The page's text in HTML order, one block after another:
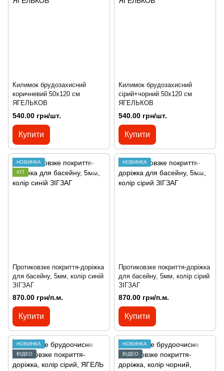
Килимок брудозахисний
коричневий 50х120 см
ЯГЕЛЬКОВ
540.00 грн/шт.
Купити
Килимок брудозахисний
сірий+чорний 50х120 см
ЯГЕЛЬКОВ
540.00 грн/шт.
Купити
НОВИНКА
ХІТ
Протиковзке покриття-доріжка
для басейну, 5мм, колір синій
ЗІГЗАГ
870.00 грн/п.м.
Купити
НОВИНКА
Протиковзке покриття-доріжка
для басейну, 5мм, колір сірий
ЗІГЗАГ
870.00 грн/п.м.
Купити
НОВИНКА
ВІДЕО
НОВИНКА
ВІДЕО